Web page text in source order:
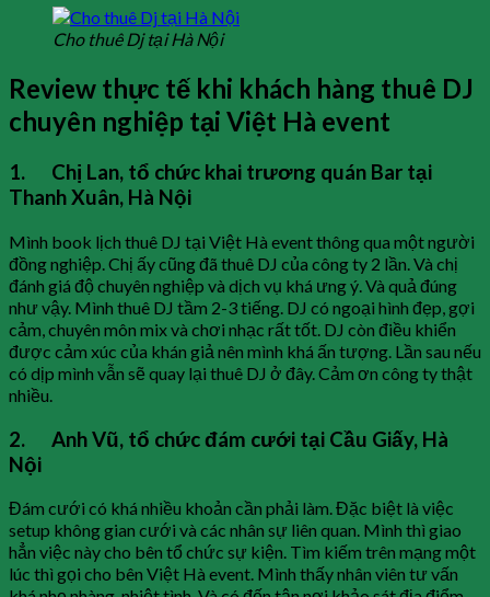
Cho thuê Dj tại Hà Nội
Review thực tế khi khách hàng thuê DJ
chuyên nghiệp tại Việt Hà event
1. Chị Lan, tổ chức khai trương quán Bar tại
Thanh Xuân, Hà Nội
Mình book lịch thuê DJ tại Việt Hà event thông qua một người
đồng nghiệp. Chị ấy cũng đã thuê DJ của công ty 2 lần. Và chị
đánh giá độ chuyên nghiệp và dịch vụ khá ưng ý. Và quả đúng
như vậy. Mình thuê DJ tầm 2-3 tiếng. DJ có ngoại hình đẹp, gợi
cảm, chuyên môn mix và chơi nhạc rất tốt. DJ còn điều khiển
được cảm xúc của khán giả nên mình khá ấn tượng. Lần sau nếu
có dịp mình vẫn sẽ quay lại thuê DJ ở đây. Cảm ơn công ty thật
nhiều.
2. Anh Vũ, tổ chức đám cưới tại Cầu Giấy, Hà
Nội
Đám cưới có khá nhiều khoản cần phải làm. Đặc biệt là việc
setup không gian cưới và các nhân sự liên quan. Mình thì giao
hẳn việc này cho bên tổ chức sự kiện. Tìm kiếm trên mạng một
lúc thì gọi cho bên Việt Hà event. Mình thấy nhân viên tư vấn